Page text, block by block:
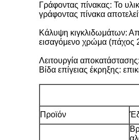
Γράφοντας πίνακας: Το
γράφοντας πίνακα
Κάλυψη κιγκλιδωμάτων:
εισαγόμενο χρώμα (πάχος
Λειτουργία
Βίδα επίγειας έκρηξης:
Προϊόν